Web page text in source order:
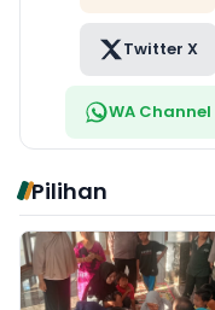
Twitter X
WA Channel
Pilihan